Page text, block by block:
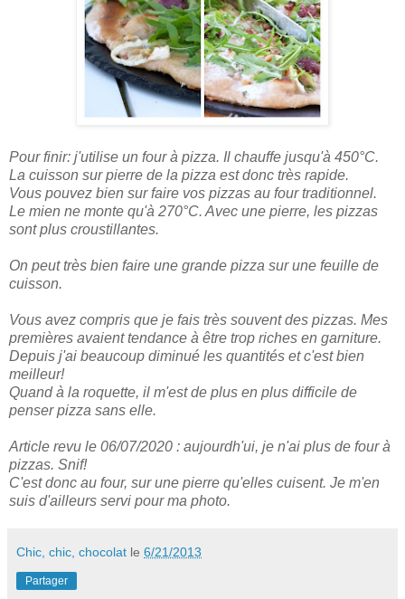
Pour finir: j'utilise un four à pizza. Il chauffe jusqu'à 450°C.
La cuisson sur pierre de la pizza est donc très rapide.
Vous pouvez bien sur faire vos pizzas au four traditionnel.
Le mien ne monte qu'à 270°C. Avec une pierre, les pizzas
sont plus croustillantes.
On peut très bien faire une grande pizza sur une feuille de
cuisson.
Vous avez compris que je fais très souvent des pizzas. Mes
premières avaient tendance à être trop riches en garniture.
Depuis j'ai beaucoup diminué les quantités et c'est bien
meilleur!
Quand à la roquette, il m'est de plus en plus difficile de
penser pizza sans elle.
Article revu le 06/07/2020 : aujourdh'ui, je n'ai plus de four à
pizzas. Snif!
C'est donc au four, sur une pierre qu'elles cuisent. Je m'en
suis d'ailleurs servi pour ma photo.
Chic, chic, chocolat le 6/21/2013
Partager